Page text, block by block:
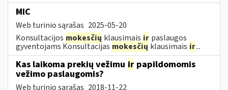
MIC
Web turinio sąrašas 2025-05-20
Konsultacijos mokesčių klausimais ir paslaugos
gyventojams Konsultacijas mokesčiųklausimais ir...
Kas laikoma prekių vežimu ir papildomomis
vežimo paslaugomis?
Web turinio sąrašas 2018-11-22